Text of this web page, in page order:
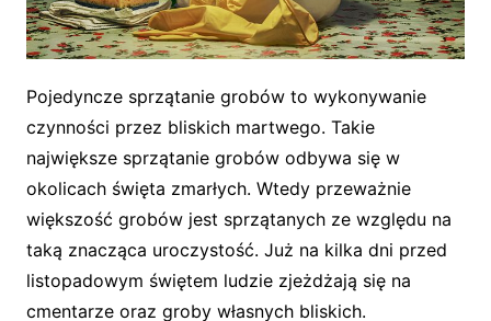
Pojedyncze sprzątanie grobów to wykonywanie
czynności przez bliskich martwego. Takie
największe sprzątanie grobów odbywa się w
okolicach święta zmarłych. Wtedy przeważnie
większość grobów jest sprzątanych ze względu na
taką znacząca uroczystość. Już na kilka dni przed
listopadowym świętem ludzie zjeżdżają się na
cmentarze oraz groby własnych bliskich.